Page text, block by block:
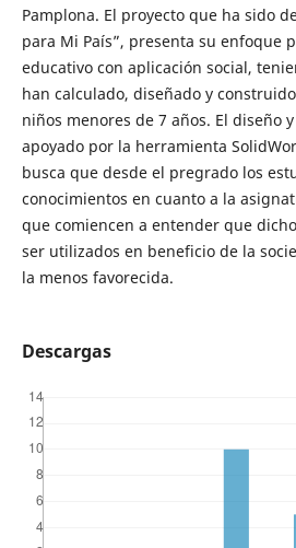
Pamplona. El proyecto que ha sido
para Mi País”, presenta su enfoque
educativo con aplicación social,
han calculado, diseñado y
niños menores de 7 años. El diseño
apoyado por la herramienta
busca que desde el pregrado los
conocimientos en cuanto a la
que comiencen a entender que
ser utilizados en beneficio de la
la menos favorecida.
Descargas